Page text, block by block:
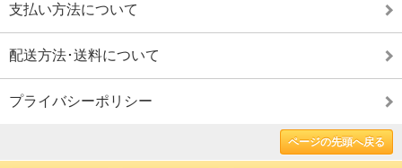
支払い方法について
配送方法･送料について
プライバシーポリシー
ページの先頭へ戻る